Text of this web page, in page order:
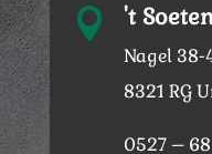
 't
Nagel 38-
8321 RG
0527 –